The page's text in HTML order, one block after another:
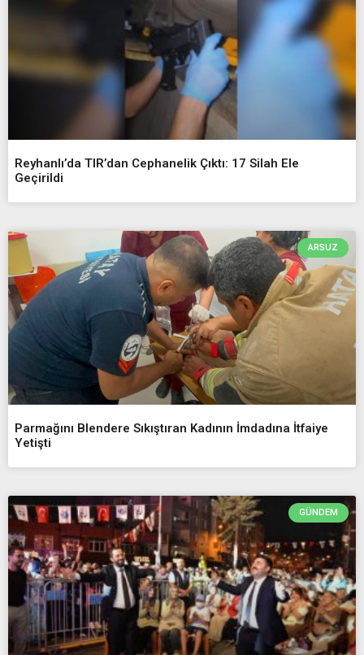
Reyhanlı’da TIR’dan Cephanelik Çıktı: 17 Silah Ele
Geçirildi
ARSUZ
Parmağını Blendere Sıkıştıran Kadının İmdadına İtfaiye
Yetişti
GÜNDEM